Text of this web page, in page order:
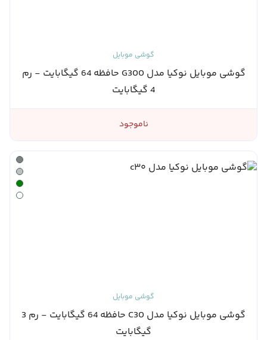
گوشی موبایل
گوشی موبایل نوکیا مدل G300 حافظه 64 گیگابایت - رم
4 گیگابایت
ناموجود
گوشی موبایل
گوشی موبایل نوکیا مدل C30 حافظه 64 گیگابایت - رم 3
گیگابایت